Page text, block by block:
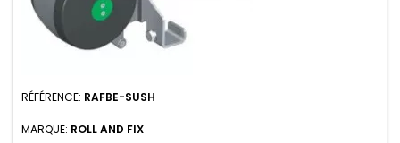
RÉFÉRENCE: RAFBE-SUSH
MARQUE: ROLL AND FIX